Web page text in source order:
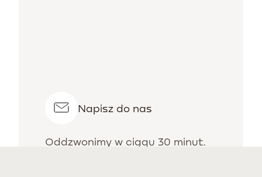
Napisz do nas
Oddzwonimy w ciągu 30 minut.